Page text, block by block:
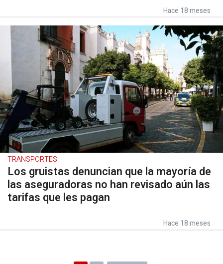
Hace 18 meses
TRANSPORTES
Los gruistas denuncian que la mayoría de
las aseguradoras no han revisado aún las
tarifas que les pagan
Hace 18 meses